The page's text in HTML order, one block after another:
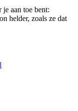
aan toe bent:
helder, zoals ze dat